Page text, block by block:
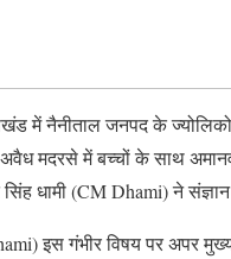
में नैनीताल जनपद के
मदरसे में बच्चों के साथ
धामी (CM Dhami) ने
इस गंभीर विषय पर अपर